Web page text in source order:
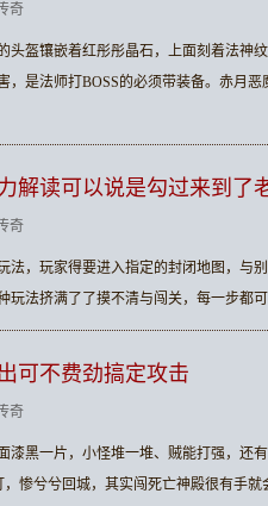
奇
头盔镶嵌着红彤彤晶石，上面刻着法神
，是法师打BOSS的必须带装备。赤月
解读可以说是勾过来到了
奇
法，玩家得要进入指定的封闭地图，与
玩法挤满了了摸不清与闯关，每一步都
可不费劲搞定攻击
奇
漆黑一片，小怪堆一堆、贼能打强，还
惨兮兮回城，其实闯死亡神殿很有手